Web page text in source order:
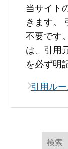
当サイト
きます。
不要です
は、引用
を必ず明
引用ル